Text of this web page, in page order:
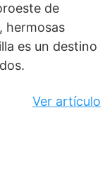
de
hermosas
es un destino
Ver artículo